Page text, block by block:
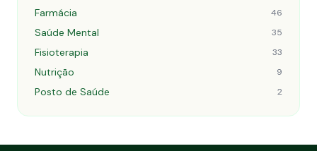
Farmácia 46
Saúde Mental 35
Fisioterapia 33
Nutrição 9
Posto de Saúde 2